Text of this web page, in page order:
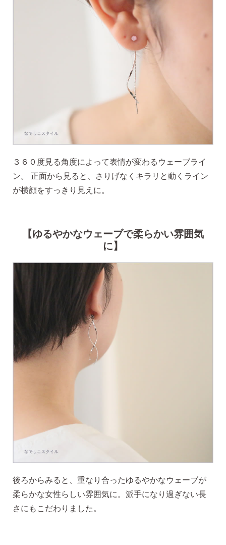
ギフト
季節ごとにリボンのカラーが変わる「特性ピアスケース」
に「お渡し用バック」と季節に合わせた「メッセージカー
詳しく見る
SNS 時々更新中です。
ピアスの通販ショップ
３６０度見る角度によって表情が変わるウェーブライ
ン。 正面から見ると、さりげなくキラリと動くライン
が横顔をすっきり見えに。
【ゆるやかなウェーブで柔らかい雰囲気
に】
後ろからみると、重なり合ったゆるやかなウェーブが
柔らかな女性らしい雰囲気に。派手になり過ぎない長
さにもこだわりました。